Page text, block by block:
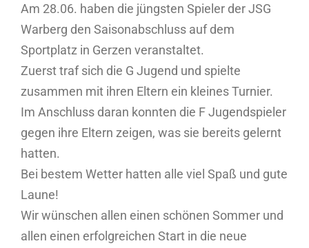
Am 28.06. haben die jüngsten Spieler der JSG
Warberg den Saisonabschluss auf dem
Sportplatz in Gerzen veranstaltet.
Zuerst traf sich die G Jugend und spielte
zusammen mit ihren Eltern ein kleines Turnier.
Im Anschluss daran konnten die F Jugendspieler
gegen ihre Eltern zeigen, was sie bereits gelernt
hatten.
Bei bestem Wetter hatten alle viel Spaß und gute
Laune!
Wir wünschen allen einen schönen Sommer und
allen einen erfolgreichen Start in die neue